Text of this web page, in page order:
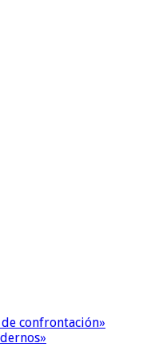
confrontación»